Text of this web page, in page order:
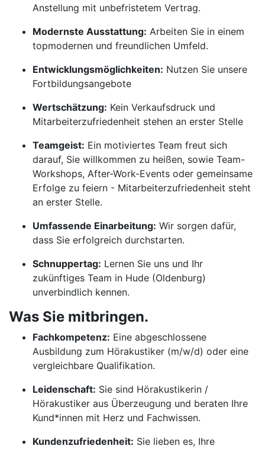
Anstellung mit unbefristetem Vertrag.
Modernste Ausstattung: Arbeiten Sie in einem
topmodernen und freundlichen Umfeld.
Entwicklungsmöglichkeiten: Nutzen Sie unsere
Fortbildungsangebote
Wertschätzung: Kein Verkaufsdruck und
Mitarbeiterzufriedenheit stehen an erster Stelle
Teamgeist: Ein motiviertes Team freut sich
darauf, Sie willkommen zu heißen, sowie Team-
Workshops, After-Work-Events oder gemeinsame
Erfolge zu feiern - Mitarbeiterzufriedenheit steht
an erster Stelle.
Umfassende Einarbeitung: Wir sorgen dafür,
dass Sie erfolgreich durchstarten.
Schnuppertag: Lernen Sie uns und Ihr
zukünftiges Team in Hude (Oldenburg)
unverbindlich kennen.
Was Sie mitbringen.
Fachkompetenz: Eine abgeschlossene
Ausbildung zum Hörakustiker (m/w/d) oder eine
vergleichbare Qualifikation.
Leidenschaft: Sie sind Hörakustikerin /
Hörakustiker aus Überzeugung und beraten Ihre
Kund*innen mit Herz und Fachwissen.
Kundenzufriedenheit: Sie lieben es, Ihre